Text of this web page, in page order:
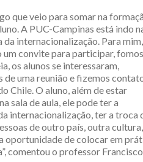
que veio para somar na
A PUC-Campinas está indo
internacionalização. Para mim,
um convite para participar, fomos
os alunos se interessaram,
de uma reunião e fizemos
Chile. O aluno, além de estar
sala de aula, ele pode ter a
internacionalização, ter a troca
de outro país, outra
oportunidade de colocar em
comentou o professor Francisco